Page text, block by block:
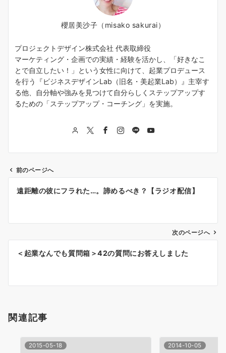
櫻居美沙子（misako sakurai）
プロジェクトデザイン株式会社 代表取締役
マーケティング・企画での実績・経験を活かし、「好きなこ
とで自立したい！」という女性に向けて、起業プロデュース
を行う『ビジネスデザインLab（旧名・美起業Lab）』主宰す
る他、自分軸や強みを見つけて自分らしくステップアップす
るための「ステップアップ・コーチング」を実施。
投
ナ
ビ
ゲ
シ
ン
前のページへ
遠距離の彼にフラれた…。諦めるべき？【ラジオ配信】
次のページへ
＜起業なんでも質問箱＞42の質問にお答えしました
関連記事
2015-05-18 2014-10-05